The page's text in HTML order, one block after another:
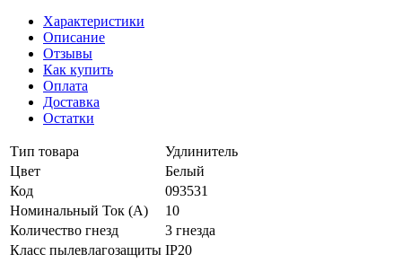
Характеристики
Описание
Отзывы
Как купить
Оплата
Доставка
Остатки
Тип товара
Удлинитель
Цвет
Белый
Код
093531
Номинальный Ток (A)
10
Количество гнезд
3 гнезда
Класс пылевлагозащиты IP20